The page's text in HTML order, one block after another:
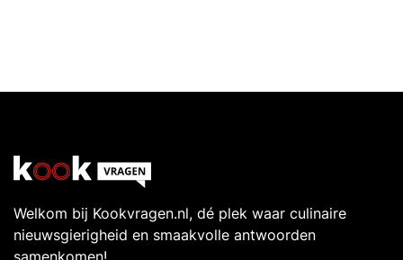
Welkom bij Kookvragen.nl, dé plek waar culinaire
nieuwsgierigheid en smaakvolle antwoorden